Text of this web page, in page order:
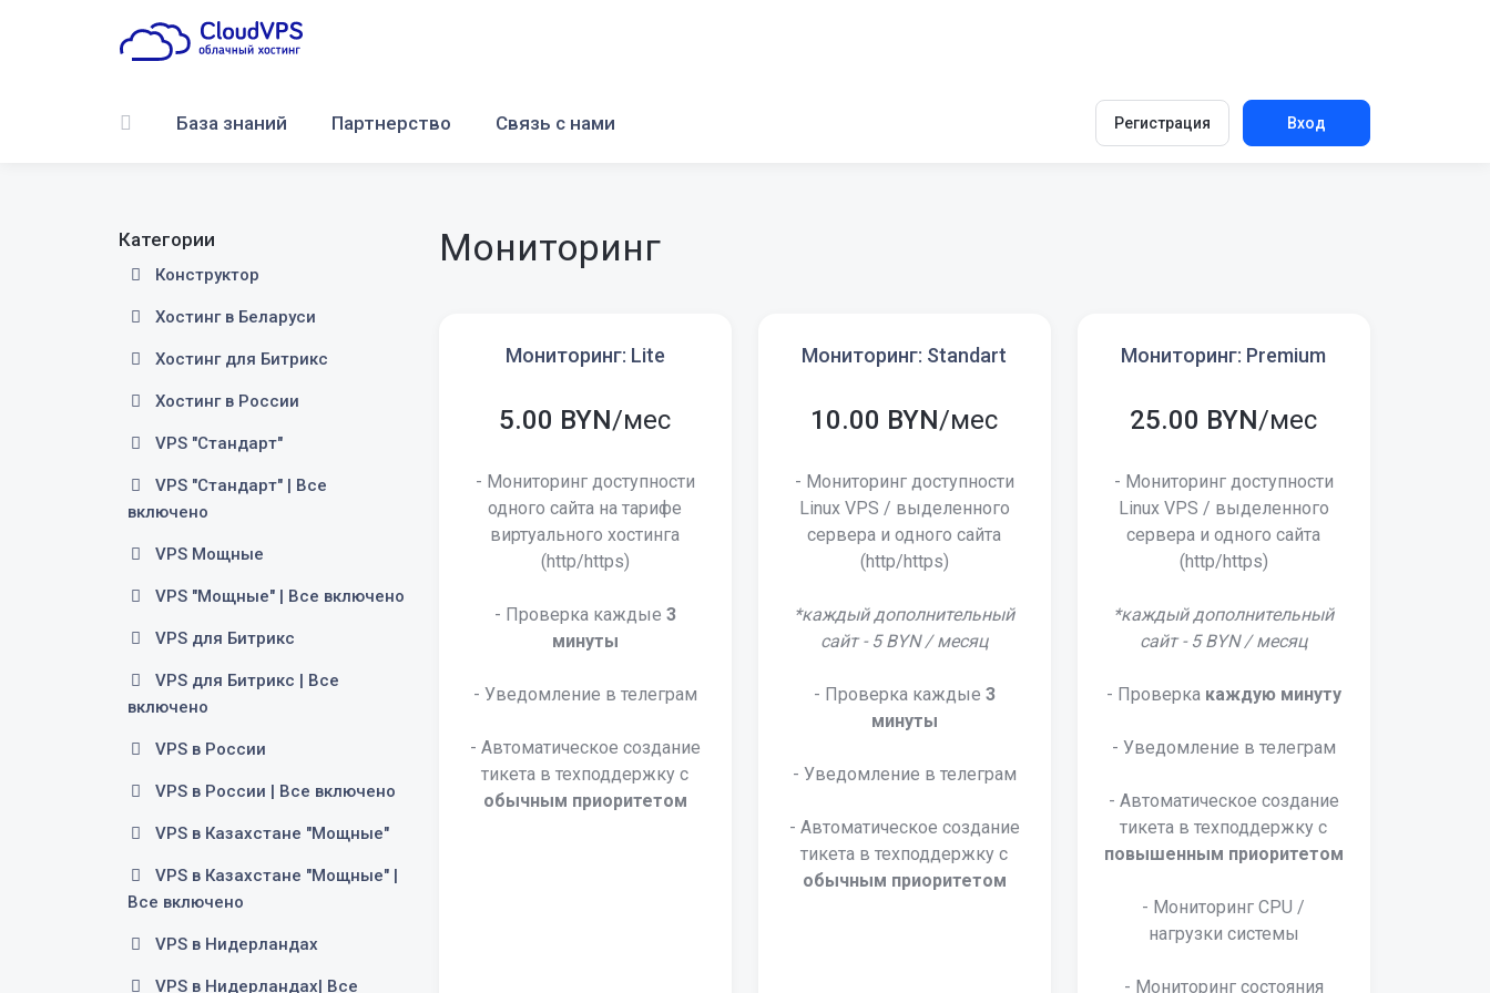
База знаний Партнерство Связь с нами Регистрация Вход
Мониторинг
Категории
Конструктор
Хостинг в Беларуси
Хостинг для Битрикс
Хостинг в России
VPS "Стандарт"
VPS "Стандарт" | Все
включено
VPS Мощные
VPS "Мощные" | Все включено
VPS для Битрикс
VPS для Битрикс | Все
включено
VPS в России
VPS в России | Все включено
VPS в Казахстане "Мощные"
VPS в Казахстане "Мощные" |
Все включено
VPS в Нидерландах
VPS в Нидерландах| Все
Мониторинг: Lite
5.00 BYN/мес
- Мониторинг доступности
одного сайта на тарифе
виртуального хостинга
(http/https)
- Проверка каждые 3
минуты
- Уведомление в телеграм
- Автоматическое создание
тикета в техподдержку c
обычным приоритетом
Мониторинг: Standart
10.00 BYN/мес
- Мониторинг доступности
Linux VPS / выделенного
сервера и одного сайта
(http/https)
*каждый дополнительный
сайт - 5 BYN / месяц
- Проверка каждые 3
минуты
- Уведомление в телеграм
- Автоматическое создание
тикета в техподдержку c
обычным приоритетом
Мониторинг: Premium
25.00 BYN/мес
- Мониторинг доступности
Linux VPS / выделенного
сервера и одного сайта
(http/https)
*каждый дополнительный
сайт - 5 BYN / месяц
- Проверка каждую минуту
- Уведомление в телеграм
- Автоматическое создание
тикета в техподдержку с
повышенным приоритетом
- Мониторинг CPU /
нагрузки системы
- Мониторинг состояния